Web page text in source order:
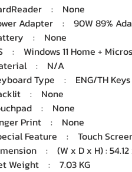
: None
Adapter : 90W 89%
: None
: Windows 11 Home +
: N/A
Type : ENG/TH Keys
: None
: None
Print : None
Feature : Touch
: (W x D x H) : 54.12
Weight : 7.03 KG